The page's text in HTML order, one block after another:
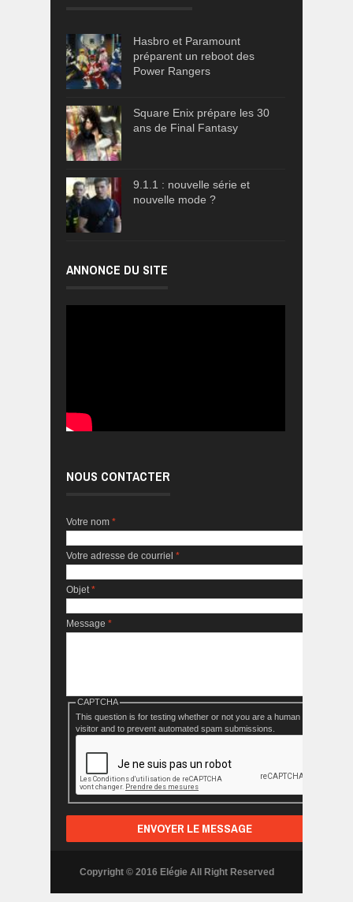
Hasbro et Paramount
préparent un reboot des
Power Rangers
Square Enix prépare les 30
ans de Final Fantasy
9.1.1 : nouvelle série et
nouvelle mode ?
ANNONCE DU SITE
NOUS CONTACTER
Votre nom *
Votre adresse de courriel *
Objet*
Message *
CAPTCHA
This question is for testing whether or not you are a human
visitor and to prevent automated spam submissions.
Copyright © 2016 Elégie All Right Reserved